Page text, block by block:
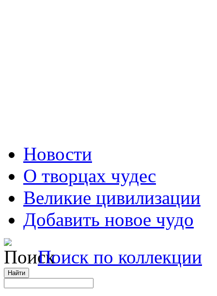
Новости
О творцах чудес
Великие цивилизации
Добавить новое чудо
Поиск по коллекции